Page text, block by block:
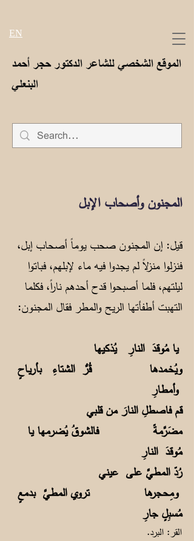
الموقع الشخصي للشاعر الدكتور حجر أحمد
البنعلي
EN
المجنون وأصحاب الإبل
قيل: إن المجنون صحب يوماً أصحاب إبل،
فنزلوا منزلاً لم يجدوا فيه ماء لإبلهم، فباتوا
ليلتهم، فلما أصبحوا قدح أحدهم ناراً، فكلما
التهبت أطفأتها الريح والمطر فقال المجنون:
يا مُوقدَ النارِ يُذكيها
ويُخـمدها قُرُّ الشتاءِ بأريـاحٍ
وأمطارِ
قم فاصطلِ النارَ من قلبي
مضَرَّمةً فالشوقُ يُضرمها يا
مُوقدَ النارِ
رُدّ المطيَّ على عيني
ومِحجرها تروي المطيَّ بدمعٍ
مُسبِلٍ جارِ
القر: البرد.